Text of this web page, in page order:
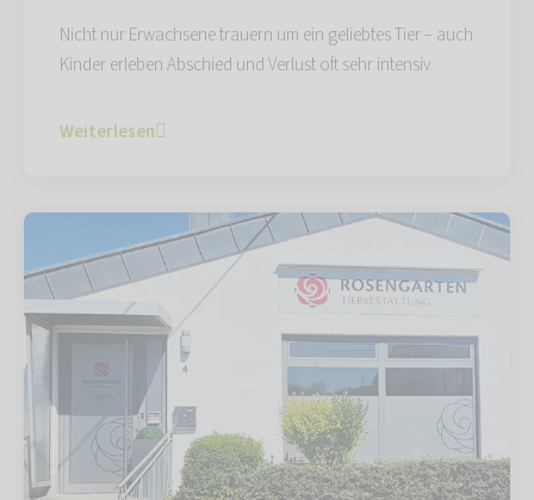
Nicht nur Erwachsene trauern um ein geliebtes Tier – auch
Kinder erleben Abschied und Verlust oft sehr intensiv.
Weiterlesen